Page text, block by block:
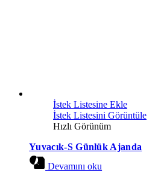
İstek Listesine Ekle
İstek Listesini Görüntüle
Hızlı Görünüm
Yuvacık-S Günlük Ajanda
Devamını oku